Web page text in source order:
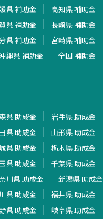
県 補助金
高知県 補助金
県 補助金
長崎県 補助金
県 補助金
宮崎県 補助金
縄県 補助金
全国 補助金
県 助成金
岩手県 助成金
県 助成金
山形県 助成金
県 助成金
栃木県 助成金
県 助成金
千葉県 助成金
川県 助成金
新潟県 助成金
県 助成金
福井県 助成金
県 助成金
岐阜県 助成金